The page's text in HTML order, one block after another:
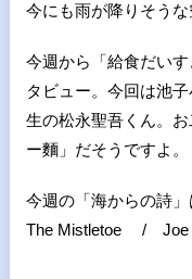
今にも雨が降りそうな
今週から「給食だい
タビュー。今回は池
生の松永聖吾くん。
ー麵」だそうですよ。
今週の「海からの詩
The Mistletoe / Joe